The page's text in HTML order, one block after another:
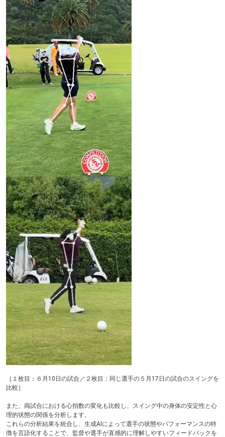
［１枚目：６月10日の試合／２枚目：同じ選手の５月17日の試合のスイングを
比較］
また、両試合における心拍数の変化も比較し、スイング中の身体の安定性と心
理的状態の関係を分析します。
これらの分析結果を統合し、生成AIによって選手の状態やパフォーマンスの特
徴を言語化することで、監督や選手が直感的に理解しやすいフィードバックを